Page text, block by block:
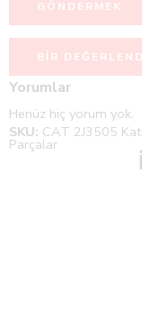
BIR
Yorumlar
Henüz hiç yorum yok.
SKU: CAT 2J3505
Parçalar